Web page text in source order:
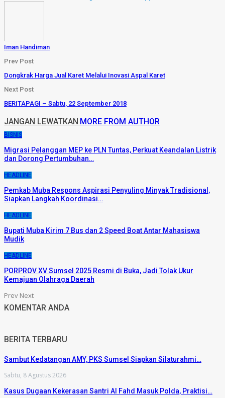
Iman Handiman
Prev Post
Dongkrak Harga Jual Karet Melalui Inovasi Aspal Karet
Next Post
BERITAPAGI – Sabtu, 22 September 2018
JANGAN LEWATKAN MORE FROM AUTHOR
BISNIS
Migrasi Pelanggan MEP ke PLN Tuntas, Perkuat Keandalan Listrik
dan Dorong Pertumbuhan…
HEADLINE
Pemkab Muba Respons Aspirasi Penyuling Minyak Tradisional,
Siapkan Langkah Koordinasi…
HEADLINE
Bupati Muba Kirim 7 Bus dan 2 Speed Boat Antar Mahasiswa
Mudik
HEADLINE
PORPROV XV Sumsel 2025 Resmi di Buka, Jadi Tolak Ukur
Kemajuan Olahraga Daerah
Prev Next
KOMENTAR ANDA
BERITA TERBARU
Sambut Kedatangan AMY, PKS Sumsel Siapkan Silaturahmi…
Sabtu, 8 Agustus 2026
Kasus Dugaan Kekerasan Santri Al Fahd Masuk Polda, Praktisi…